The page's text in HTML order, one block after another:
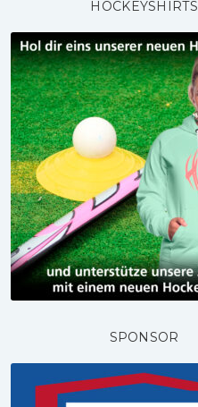
HOCKEYSHIRTS
SPONSOR